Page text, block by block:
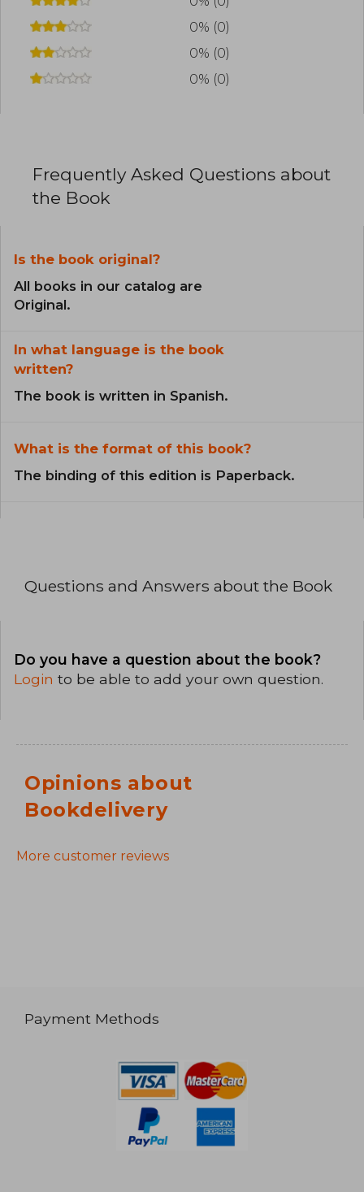
0% (0)
0% (0)
0% (0)
Frequently Asked Questions about
the Book
Is the book original?
All books in our catalog are
Original.
In what language is the book
written?
The book is written in Spanish.
What is the format of this book?
The binding of this edition is Paperback.
Questions and Answers about the Book
Do you have a question about the book?
Login to be able to add your own question.
Opinions about
Bookdelivery
More customer reviews
Payment Methods